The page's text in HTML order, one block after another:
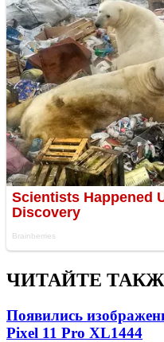
ЧИТАЙТЕ
Появились
Pixel 11 Pro XL1444